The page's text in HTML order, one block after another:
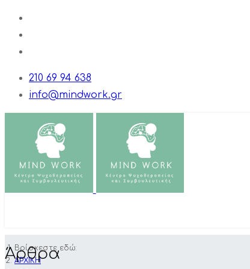
210 69 94 638
info@mindwork.gr
Βρίσκεστε εδώ:
ΑΡΧΙΚΗ
Άρθρα